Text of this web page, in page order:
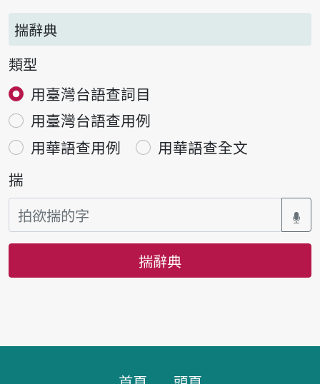
揣辭典
類型
用臺灣台語查詞目
用臺灣台語查用例
用華語查用例
用華語查全文
揣
揣辭典